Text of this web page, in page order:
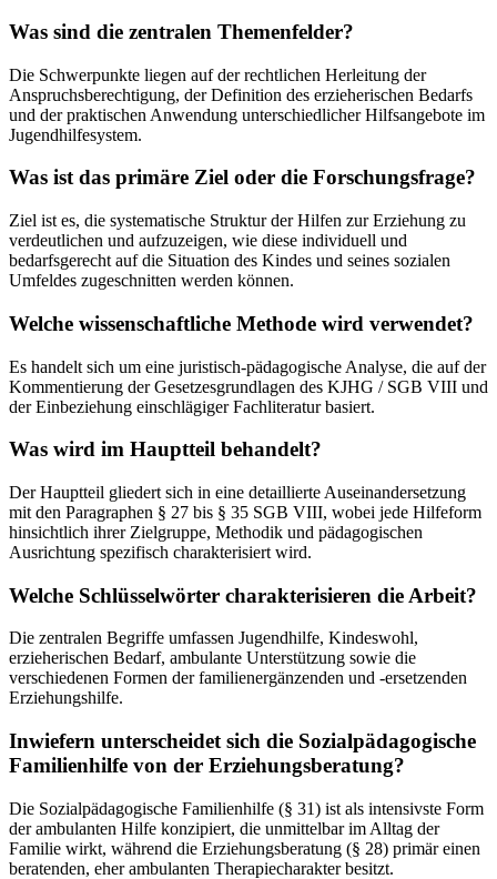
Was sind die zentralen Themenfelder?
Die Schwerpunkte liegen auf der rechtlichen Herleitung der
Anspruchsberechtigung, der Definition des erzieherischen Bedarfs
und der praktischen Anwendung unterschiedlicher Hilfsangebote im
Jugendhilfesystem.
Was ist das primäre Ziel oder die Forschungsfrage?
Ziel ist es, die systematische Struktur der Hilfen zur Erziehung zu
verdeutlichen und aufzuzeigen, wie diese individuell und
bedarfsgerecht auf die Situation des Kindes und seines sozialen
Umfeldes zugeschnitten werden können.
Welche wissenschaftliche Methode wird verwendet?
Es handelt sich um eine juristisch-pädagogische Analyse, die auf der
Kommentierung der Gesetzesgrundlagen des KJHG / SGB VIII und
der Einbeziehung einschlägiger Fachliteratur basiert.
Was wird im Hauptteil behandelt?
Der Hauptteil gliedert sich in eine detaillierte Auseinandersetzung
mit den Paragraphen § 27 bis § 35 SGB VIII, wobei jede Hilfeform
hinsichtlich ihrer Zielgruppe, Methodik und pädagogischen
Ausrichtung spezifisch charakterisiert wird.
Welche Schlüsselwörter charakterisieren die Arbeit?
Die zentralen Begriffe umfassen Jugendhilfe, Kindeswohl,
erzieherischen Bedarf, ambulante Unterstützung sowie die
verschiedenen Formen der familienergänzenden und -ersetzenden
Erziehungshilfe.
Inwiefern unterscheidet sich die Sozialpädagogische
Familienhilfe von der Erziehungsberatung?
Die Sozialpädagogische Familienhilfe (§ 31) ist als intensivste Form
der ambulanten Hilfe konzipiert, die unmittelbar im Alltag der
Familie wirkt, während die Erziehungsberatung (§ 28) primär einen
beratenden, eher ambulanten Therapiecharakter besitzt.